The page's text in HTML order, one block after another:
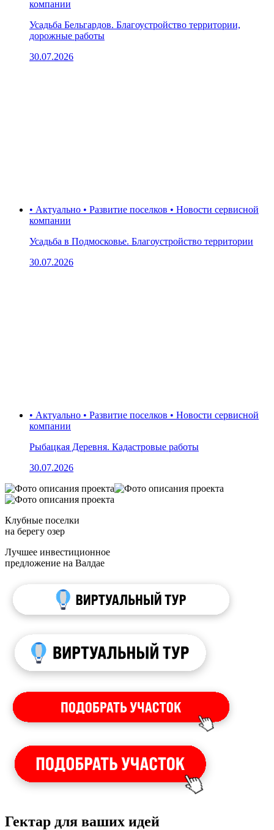
компании
Усадьба Бельгардов. Благоустройство территории,
дорожные работы
30.07.2026
• Актуально • Развитие поселков • Новости сервисной
компании
Усадьба в Подмосковье. Благоустройство территории
30.07.2026
• Актуально • Развитие поселков • Новости сервисной
компании
Рыбацкая Деревня. Кадастровые работы
30.07.2026
Клубные поселки
на берегу озер
Лучшее инвестиционное
предложение на Валдае
Гектар для ваших идей